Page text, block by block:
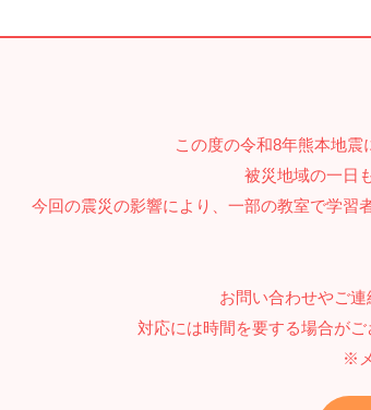
この度の令和8年熊本地震
被災地域の一日
今回の震災の影響により、一部の教室で学習
お問い合わせやご
対応には時間を要する場合が
※